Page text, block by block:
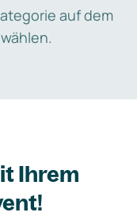
auf dem
Ihrem